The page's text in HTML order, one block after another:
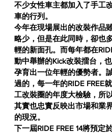
不少女性車主都加入了手工
車的行列。
今年在現場展出的改裝作品
略少，但是在此同時，卻也
輕的新面孔。而每年都在
動中舉辦的Kick改裝擂台，
孕育出一位年輕的優勢者。
過的，每一年的RIDE FREE
工改裝圈的年度大檢驗，所
其實也忠實反映出市場和業
的現況。
下一屆RIDE FREE 14將預定